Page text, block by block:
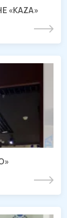
«KAZA»
Подробнее
«LERO»
Адыгея
Подробнее